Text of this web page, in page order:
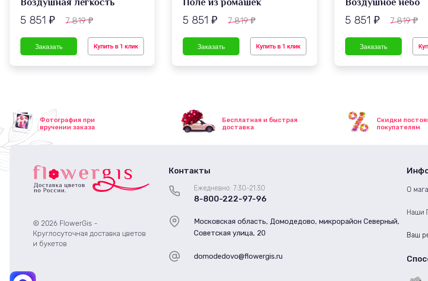
5 851 ₽ 7 819₽
Купить в 1 клик
5 851 ₽ 7 819₽
Купить в 1 клик
5 851 ₽ 7 819₽
Фотография при
вручении заказа
Бесплатная и быстрая
доставка
Скидки
покупателям
© 2026 FlowerGis -
Круглосуточная доставка цветов
и букетов
Контакты
Ежедневно: 7:30-21:30
8-800-222-97-96
Московская область, Домодедово, микрорайон Северный,
Советская улица, 20
domodedovo@flowergis.ru
О
Наши
Ваш